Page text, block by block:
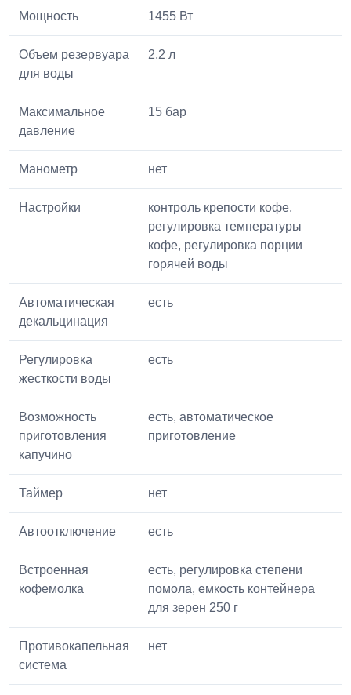
Мощность 1455 Вт
Объем резервуара
для воды
2,2 л
Максимальное
давление
15 бар
Манометр нет
Настройки
контроль крепости кофе,
регулировка температуры
кофе, регулировка порции
горячей воды
Автоматическая
декальцинация
есть
Регулировка
жесткости воды
есть
Возможность
приготовления
капучино
есть, автоматическое
приготовление
Таймер нет
Автоотключение есть
Встроенная
кофемолка
есть, регулировка степени
помола, емкость контейнера
для зерен 250 г
Противокапельная
система
нет